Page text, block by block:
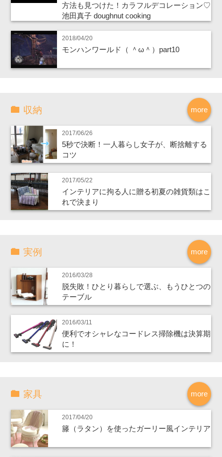
方法も見つけた！カラフルデコレーション♡
池田真子 doughnut cooking
2018/04/20
モンハンワールド（ ＾ω＾）part10
more
収納
2017/06/26
5秒で決断！一人暮らし女子が、断捨離する
コツ
2017/05/22
インテリアに拘る人に贈る初夏の雑貨類はこ
れで決まり
more
実例
2016/03/28
脱失敗！ひとり暮らしで選ぶ、もうひとつの
テーブル
2016/03/11
便利でオシャレなコードレス掃除機は決算期
に！
more
家具
2017/04/20
籐（ラタン）を使ったガーリー風インテリア